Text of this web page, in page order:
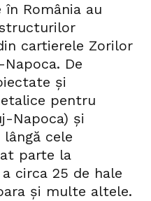
România au
cartierele Zorilor
De
și
pentru
Napoca) și
lângă cele
parte la
circa 25 de hale
și multe altele.